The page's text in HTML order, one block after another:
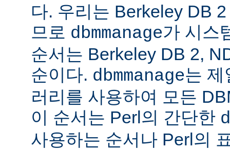
다. 우리는 Berkeley DB
므로 dbmmanage가 시스
순서는 Berkeley DB 2,
순이다. dbmmanage는 제
러리를 사용하여 모든
이 순서는 Perl의 간단한
사용하는 순서나 Perl의